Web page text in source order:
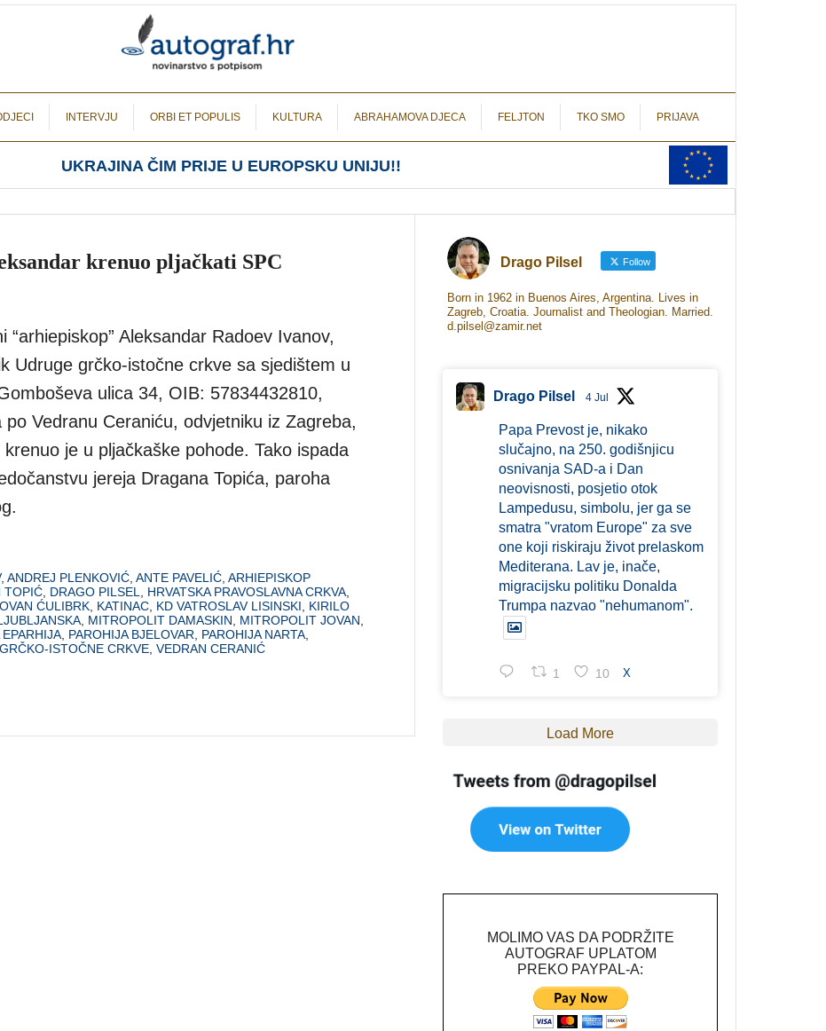
INTERVJU ORBI ET POPULIS KULTURA ABRAHAMOVA DJECA FELJTON TKO SMO PRIJAVA
UKRAJINA ČIM PRIJE U EUROPSKU UNIJU!!
krenuo pljačkati SPC
“arhiepiskop” Aleksandar Radoev Ivanov,
Udruge grčko-istočne crkve sa sjedištem u
ulica 34, OIB: 57834432810,
po Vedranu Ceraniću, odvjetniku iz Zagreba,
krenuo je u pljačkaške pohode. Tako ispada
jereja Dragana Topića, paroha
, ANDREJ PLENKOVIĆ ANTE PAVELIĆ ARHIEPISKOP
TOPIĆ DRAGO PILSEL HRVATSKA PRAVOSLAVNA CRKVA
ĆULIBRK KATINAC KD VATROSLAV LISINSKI
KIRILO
MITROPOLIT DAMASKIN MITROPOLIT JOVAN
PAROHIJA BJELOVAR PAROHIJA NARTA
ISTOČNE CRKVE VEDRAN CERANIĆ
Drago Pilsel Follow
Born in 1962 in Buenos Aires, Argentina. Lives in
Zagreb, Croatia. Journalist and Theologian. Married.
d.pilsel@zamir.net
Drago Pilsel 4 Jul
Papa Prevost je, nikako
slučajno, na 250. godišnjicu
osnivanja SAD-a i Dan
neovisnosti, posjetio otok
Lampedusu, simbolu, jer ga se
smatra "vratom Europe" za sve
one koji riskiraju život prelaskom
Mediterana. Lav je, inače,
migracijsku politiku Donalda
Trumpa nazvao "nehumanom".
1 10 X
Load More
MOLIMO VAS DA PODRŽITE
AUTOGRAF UPLATOM
PREKO PAYPAL-A: